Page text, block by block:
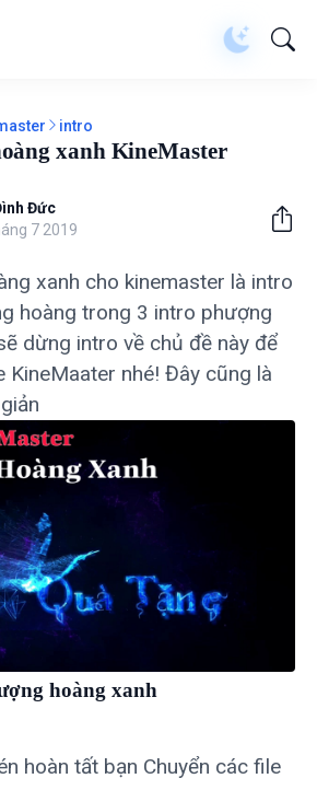
intro
xanh KineMaster
Đức
7 2019
xanh cho kinemaster là intro
hoàng trong 3 intro phượng
dừng intro về chủ đề này để
KineMaater nhé! Đây cũng là
hoàng xanh
hoàn tất bạn Chuyển các file